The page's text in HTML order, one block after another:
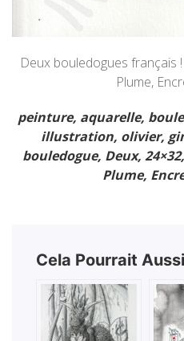
Deux bouledogues français
Plume,
peinture, aquarelle,
illustration, olivier,
bouledogue, Deux,
Plume,
Cela Pourrait